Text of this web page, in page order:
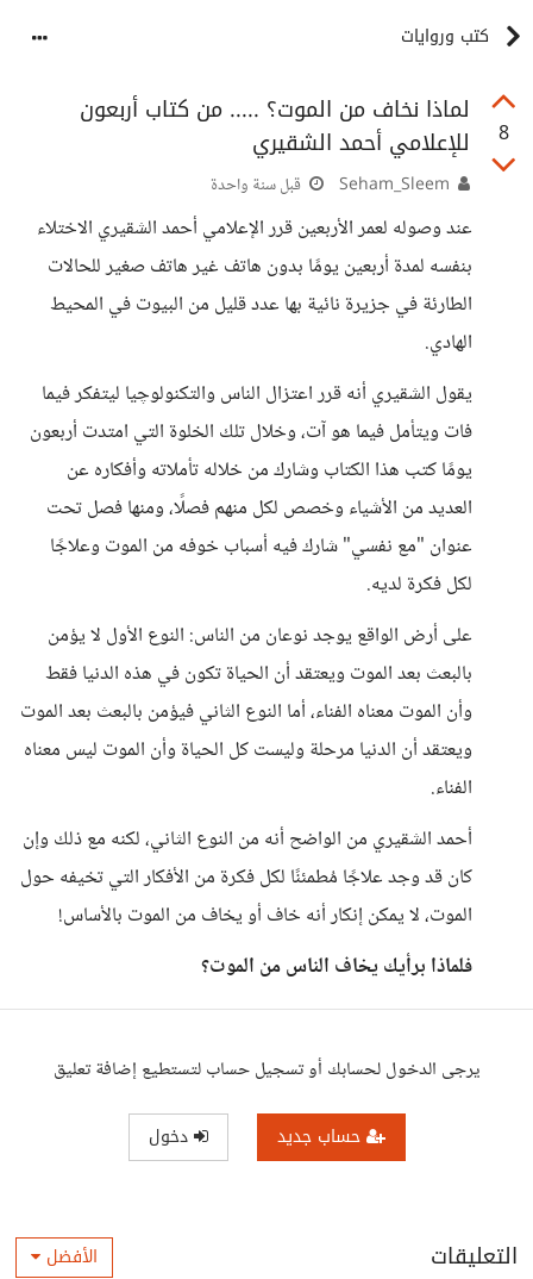
كتب وروايات
8
لماذا نخاف من الموت؟ ..... من كتاب أربعون
للإعلامي أحمد الشقيري
قبل سنة واحدة
عند وصوله لعمر الأربعين قرر الإعلامي أحمد الشقيري الاختلاء
بنفسه لمدة أربعين يومًا بدون هاتف غير هاتف صغير للحالات
الطارئة في جزيرة نائية بها عدد قليل من البيوت في المحيط
الهادي.
يقول الشقيري أنه قرر اعتزال الناس والتكنولوچيا ليتفكر فيما
فات ويتأمل فيما هو آت، وخلال تلك الخلوة التي امتدت أربعون
يومًا كتب هذا الكتاب وشارك من خلاله تأملاته وأفكاره عن
العديد من الأشياء وخصص لكل منهم فصلًا، ومنها فصل تحت
عنوان "مع نفسي" شارك فيه أسباب خوفه من الموت وعلاجًا
لكل فكرة لديه.
على أرض الواقع يوجد نوعان من الناس: النوع الأول لا يؤمن
بالبعث بعد الموت ويعتقد أن الحياة تكون في هذه الدنيا فقط
وأن الموت معناه الفناء، أما النوع الثاني فيؤمن بالبعث بعد الموت
ويعتقد أن الدنيا مرحلة وليست كل الحياة وأن الموت ليس معناه
الفناء.
أحمد الشقيري من الواضح أنه من النوع الثاني، لكنه مع ذلك وإن
كان قد وجد علاجًا مُطمئنًا لكل فكرة من الأفكار التي تخيفه حول
الموت، لا يمكن إنكار أنه خاف أو يخاف من الموت بالأساس!
فلماذا برأيك يخاف الناس من الموت؟
يرجى الدخول لحسابك أو تسجيل حساب لتستطيع إضافة تعليق
حساب جديد دخول
التعليقات الأفضل